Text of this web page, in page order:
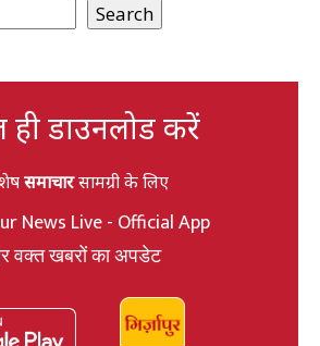
Search
डाउनलोड करें
समाचारसामग्री के लिए
News Live - Official App
वक्त खबरों का अपडेट